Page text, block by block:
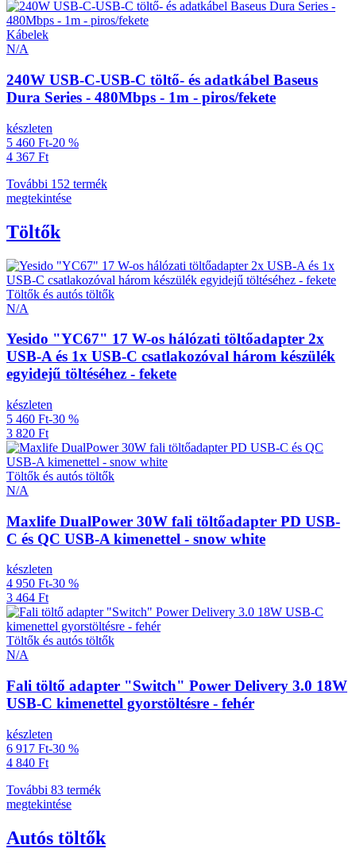
Kábelek
N/A
240W USB-C-USB-C töltő- és adatkábel Baseus
Dura Series - 480Mbps - 1m - piros/fekete
készleten
5 460 Ft-20 %
4 367 Ft
További 152 termék
megtekintése
Töltők
Töltők és autós töltők
N/A
Yesido "YC67" 17 W-os hálózati töltőadapter 2x
USB-A és 1x USB-C csatlakozóval három készülék
egyidejű töltéséhez - fekete
készleten
5 460 Ft-30 %
3 820 Ft
Töltők és autós töltők
N/A
Maxlife DualPower 30W fali töltőadapter PD USB-
C és QC USB-A kimenettel - snow white
készleten
4 950 Ft-30 %
3 464 Ft
Töltők és autós töltők
N/A
Fali töltő adapter "Switch" Power Delivery 3.0 18W
USB-C kimenettel gyorstöltésre - fehér
készleten
6 917 Ft-30 %
4 840 Ft
További 83 termék
megtekintése
Autós töltők